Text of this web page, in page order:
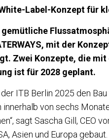
Label-Konzept für
mit der
Zwei Konzepte, die mit
ist für 2028 geplant.
ITB Berlin 2025 den
innerhalb von sechs
sagt Sascha Gill, CEO
Asien und Europa